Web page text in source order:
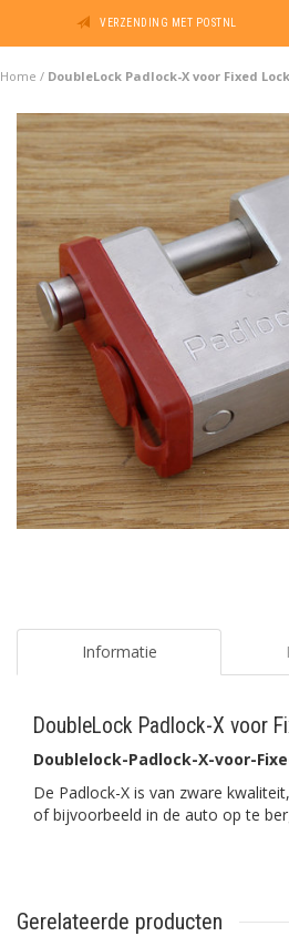
VERZENDING MET POSTNL
Home / DoubleLock Padlock-X voor Fixed Lock
Informatie
DoubleLock Padlock-X voor
Doublelock-Padlock-X-voor-
De Padlock-X is van zware
of bijvoorbeeld in de auto op te
Gerelateerde producten